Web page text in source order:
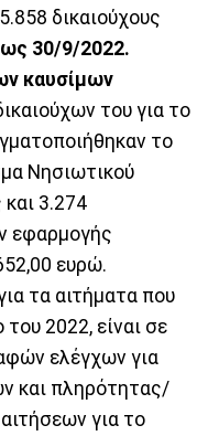
δικαιούχους
30/9/2022.
καυσίμων
του για το
το
Νησιωτικού
3.274
εφαρμογής
ευρώ.
τα αιτήματα που
2022, είναι σε
ελέγχων για
και πληρότητας/
για το